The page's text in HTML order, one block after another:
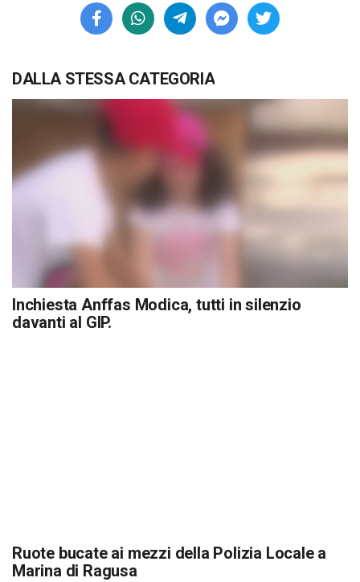
DALLA STESSA CATEGORIA
Inchiesta Anffas Modica, tutti in silenzio
davanti al GIP.
Ruote bucate ai mezzi della Polizia Locale a
Marina di Ragusa